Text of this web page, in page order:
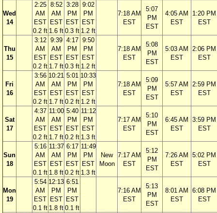
Wed
14
2:25
AM
EST
0.2 ft
8:52
AM
EST
1.6 ft
3:28
PM
EST
0.3 ft
9:02
PM
EST
1.2 ft
7:18 AM
EST
5:07
PM
EST
4:05 AM
EST
1:20 PM
EST
Thu
15
3:12
AM
EST
0.2 ft
9:39
AM
EST
1.7 ft
4:17
PM
EST
0.3 ft
9:50
PM
EST
1.2 ft
7:18 AM
EST
5:08
PM
EST
5:03 AM
EST
2:06 PM
EST
Fri
16
3:56
AM
EST
0.2 ft
10:21
AM
EST
1.7 ft
5:01
PM
EST
0.2 ft
10:33
PM
EST
1.2 ft
7:18 AM
EST
5:09
PM
EST
5:57 AM
EST
2:59 PM
EST
Sat
17
4:37
AM
EST
0.2 ft
11:00
AM
EST
1.7 ft
5:40
PM
EST
0.2 ft
11:12
PM
EST
1.3 ft
7:17 AM
EST
5:10
PM
EST
6:45 AM
EST
3:59 PM
EST
Sun
18
5:16
AM
EST
0.1 ft
11:37
AM
EST
1.8 ft
6:17
PM
EST
0.2 ft
11:49
PM
EST
1.3 ft
New
Moon
7:17 AM
EST
5:12
PM
EST
7:26 AM
EST
5:02 PM
EST
Mon
19
5:54
AM
EST
0.1 ft
12:13
PM
EST
1.8 ft
6:51
PM
EST
0.1 ft
7:16 AM
EST
5:13
PM
EST
8:01 AM
EST
6:08 PM
EST